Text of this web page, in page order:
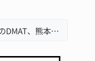
名張市立病院のDMAT、熊本地震の被災地へ 能登以来3回目の派遣